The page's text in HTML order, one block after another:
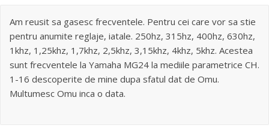
Am reusit sa gasesc frecventele. Pentru cei care vor sa stie
pentru anumite reglaje, iatale. 250hz, 315hz, 400hz, 630hz,
1khz, 1,25khz, 1,7khz, 2,5khz, 3,15khz, 4khz, 5khz. Acestea
sunt frecventele la Yamaha MG24 la mediile parametrice CH.
1-16 descoperite de mine dupa sfatul dat de Omu.
Multumesc Omu inca o data.